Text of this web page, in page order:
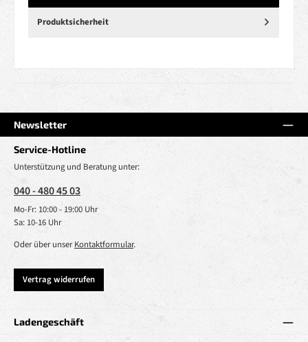
Produktsicherheit
Newsletter
Service-Hotline
Unterstützung und Beratung unter:
040 - 480 45 03
Mo-Fr: 10:00 - 19:00 Uhr
Sa: 10-16 Uhr
Oder über unserKontaktformular.
Vertrag widerrufen
Ladengeschäft